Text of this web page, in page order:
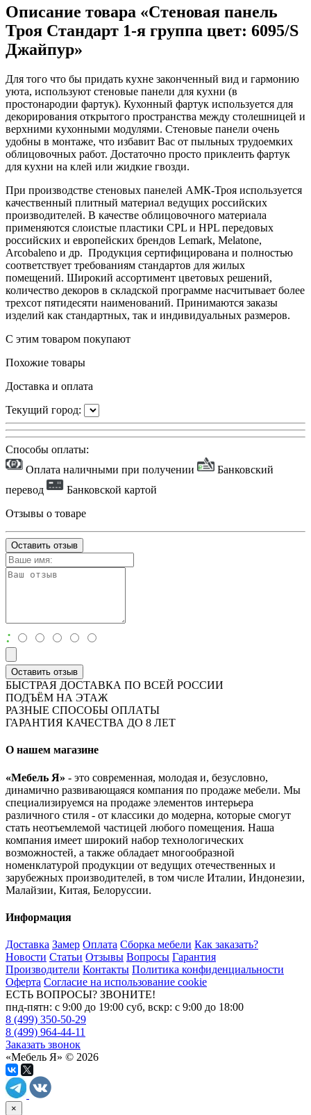
Описание товара «Стеновая панель
Троя Стандарт 1-я группа цвет: 6095/S
Джайпур»
Для того что бы придать кухне законченный вид и гармонию
уюта, используют стеновые панели для кухни (в
простонародии фартук). Кухонный фартук используется для
декорирования открытого пространства между столешницей и
верхними кухонными модулями. Стеновые панели очень
удобны в монтаже, что избавит Вас от пыльных трудоемких
облицовочных работ. Достаточно просто приклеить фартук
для кухни на клей или жидкие гвозди.
При производстве стеновых панелей АМК-Троя используется
качественный плитный материал ведущих российских
производителей. В качестве облицовочного материала
применяются слоистые пластики CPL и HPL передовых
российских и европейских брендов Lemark, Melatone,
Arcobaleno и др. Продукция сертифицирована и полностью
соответствует требованиям стандартов для жилых
помещений. Широкий ассортимент цветовых решений,
количество декоров в складской программе насчитывает более
трехсот пятидесяти наименований. Принимаются заказы
изделий как стандартных, так и индивидуальных размеров.
С этим товаром покупают
Похожие товары
Доставка и оплата
Текущий город:
Способы оплаты:
Оплата наличными при получении
Банковский
перевод
Банковской картой
Отзывы о товаре
Оставить отзыв
:
Оставить отзыв
БЫСТРАЯ ДОСТАВКА ПО ВСЕЙ РОССИИ
ПОДЪЁМ НА ЭТАЖ
РАЗНЫЕ СПОСОБЫ ОПЛАТЫ
ГАРАНТИЯ КАЧЕСТВА ДО 8 ЛЕТ
О нашем магазине
«Мебель Я» - это современная, молодая и, безусловно,
динамично развивающаяся компания по продаже мебели. Мы
специализируемся на продаже элементов интерьера
различного стиля - от классики до модерна, которые смогут
стать неотъемлемой частицей любого помещения. Наша
компания имеет широкий набор технологических
возможностей, а также обладает многообразной
номенклатурой продукции от ведущих отечественных и
зарубежных производителей, в том числе Италии, Индонезии,
Малайзии, Китая, Белоруссии.
Информация
Доставка Замер Оплата Сборка мебели Как заказать?
Новости Статьи Отзывы Вопросы Гарантия
Производители Контакты Политика конфиденциальности
Оферта Согласие на использование cookie
ЕСТЬ ВОПРОСЫ? ЗВОНИТЕ!
пнд-пятн: с 9:00 до 19:00 суб, вскр: с 9:00 до 18:00
8 (499) 350-50-29
8 (499) 964-44-11
Заказать звонок
«Мебель Я» © 2026
×